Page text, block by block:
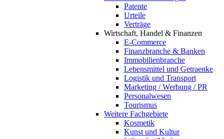
Patente
Urteile
Verträge
Wirtschaft, Handel & Finanzen
E-Commerce
Finanzbranche & Banken
Immobilienbranche
Lebensmittel und Getraenke
Logistik und Transport
Marketing / Werbung / PR
Personalwesen
Tourismus
Weitere Fachgebiete
Kosmetik
Kunst und Kultur